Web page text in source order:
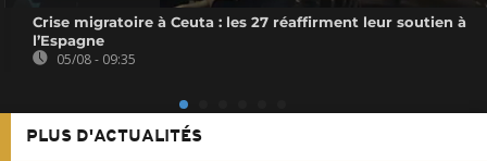
Crise migratoire à Ceuta : les 27 réaffirment leur soutien à
l’Espagne
05/08 - 09:35
PLUS D'ACTUALITÉS